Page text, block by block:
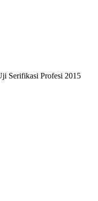
Serifikasi Profesi 2015